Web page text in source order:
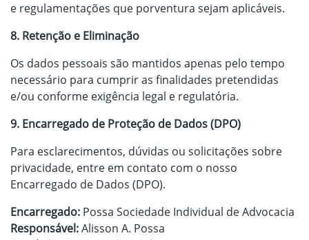
e regulamentações que porventura sejam aplicáveis.
8. Retenção e Eliminação
Os dados pessoais são mantidos apenas pelo tempo
necessário para cumprir as finalidades pretendidas
e/ou conforme exigência legal e regulatória.
9. Encarregado de Proteção de Dados (DPO)
Para esclarecimentos, dúvidas ou solicitações sobre
privacidade, entre em contato com o nosso
Encarregado de Dados (DPO).
Encarregado: Possa Sociedade Individual de Advocacia
Responsável:Alisson A. Possa